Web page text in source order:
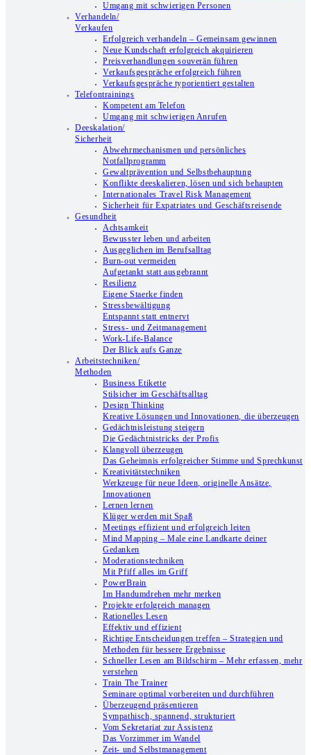
Umgang mit schwierigen Personen
Verhandeln/
Verkaufen
Erfolgreich verhandeln – Gemeinsam gewinnen
Neue Kundschaft erfolgreich akquirieren
Preisverhandlungen souverän führen
Verkaufsgespräche erfolgreich führen
Verkaufsgespräche typorientiert gestalten
Telefontrainings
Kompetent am Telefon
Umgang mit schwierigen Anrufen
Deeskalation/
Sicherheit
Abwehrmechanismen und persönliches
Notfallprogramm
Gewaltprävention und Selbstbehauptung
Konflikte deeskalieren, lösen und sich behaupten
Internationales Travel Risk Management
Sicherheit für Expatriates und Geschäftsreisende
Gesundheit
Achtsamkeit
Bewusster leben und arbeiten
Ausgeglichen im Berufsalltag
Burn-out vermeiden
Aufgetankt statt ausgebrannt
Resilienz
Eigene Staerke finden
Stressbewältigung
Entspannt statt entnervt
Stress- und Zeitmanagement
Work-Life-Balance
Der Blick aufs Ganze
Arbeitstechniken/
Methoden
Business Etikette
Stilsicher im Geschäftsalltag
Design Thinking
Kreative Lösungen und Innovationen, die überzeugen
Gedächtnisleistung steigern
Die Gedächtnistricks der Profis
Klangvoll überzeugen
Das Geheimnis erfolgreicher Stimme und Sprechkunst
Kreativitätstechniken
Werkzeuge für neue Ideen, originelle Ansätze,
Innovationen
Lernen lernen
Klüger werden mit Spaß
Meetings effizient und erfolgreich leiten
Mind Mapping – Male eine Landkarte deiner
Gedanken
Moderationstechniken
Mit Pfiff alles im Griff
PowerBrain
Im Handumdrehen mehr merken
Projekte erfolgreich managen
Rationelles Lesen
Effektiv und effizient
Richtige Entscheidungen treffen – Strategien und
Methoden für bessere Ergebnisse
Schneller Lesen am Bildschirm – Mehr erfassen, mehr
verstehen
Train The Trainer
Seminare optimal vorbereiten und durchführen
Überzeugend präsentieren
Sympathisch, spannend, strukturiert
Vom Sekretariat zur Assistenz
Das Vorzimmer im Wandel
Zeit- und Selbstmanagement